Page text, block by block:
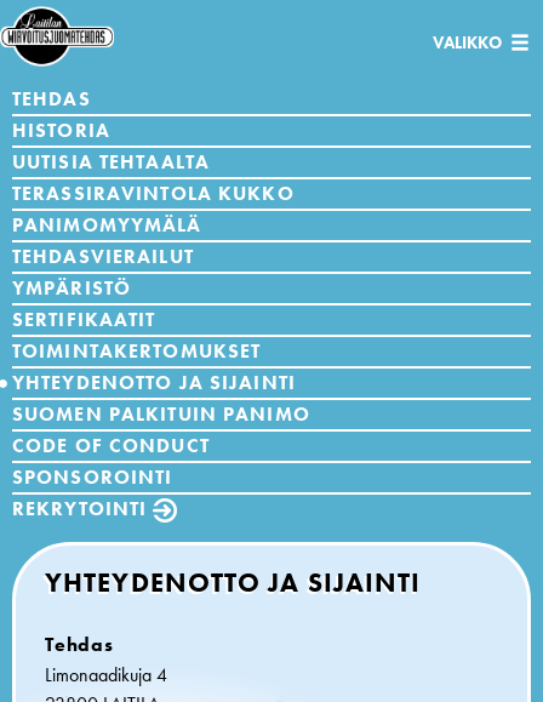
Avaa/sulje
VALIKKO
TEHDAS
HISTORIA
UUTISIA TEHTAALTA
TERASSIRAVINTOLA KUKKO
PANIMOMYYMÄLÄ
TEHDASVIERAILUT
YMPÄRISTÖ
SERTIFIKAATIT
TOIMINTAKERTOMUKSET
YHTEYDENOTTO JA SIJAINTI
SUOMEN PALKITUIN PANIMO
CODE OF CONDUCT
SPONSOROINTI
REKRYTOINTI
YHTEYDENOTTO JA SIJAINTI
Tehdas
Limonaadikuja 4